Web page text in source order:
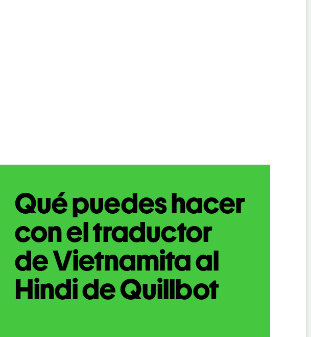
Qué puedes hacer
con el traductor
de Vietnamita al
Hindi de Quillbot